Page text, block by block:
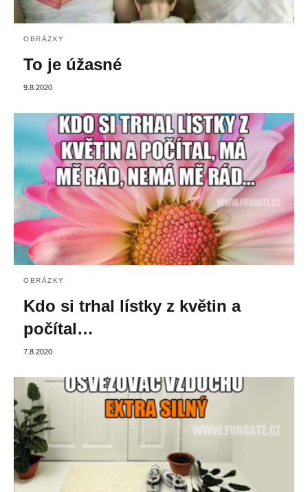
OBRÁZKY
To je úžasné
9.8.2020
OBRÁZKY
Kdo si trhal lístky z květin a
počítal…
7.8.2020